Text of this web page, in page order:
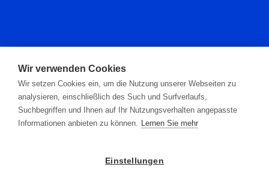
Zahlungsarten
Wir verwenden Cookies
Wir setzen Cookies ein, um die Nutzung unserer Webseiten zu
analysieren, einschließlich des Such und Surfverlaufs,
Suchbegriffen und Ihnen auf Ihr Nutzungsverhalten angepasste
Informationen anbieten zu können. Lernen Sie mehr
Einstellungen